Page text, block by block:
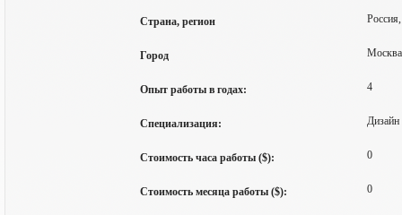
Страна, регион
Город Москва
Опыт работы в годах: 4
Специализация: Дизайн
Стоимость часа работы ($): 0
Стоимость месяца работы ($): 0